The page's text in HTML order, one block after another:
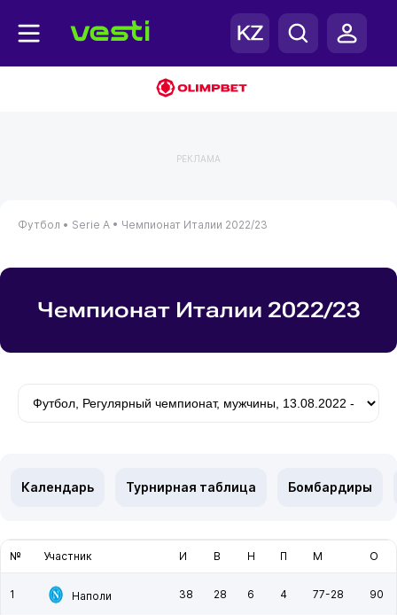
РЕКЛАМА
Футбол • Serie A • Чемпионат Италии 2022/23
Чемпионат Италии 2022/23
Календарь Турнирная таблица Бомбардиры
№ Участник И В Н П М О
1 Наполи 38 28 6 4 77-28 90